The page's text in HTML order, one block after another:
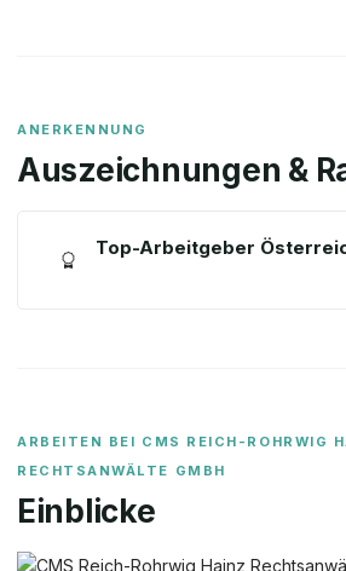
ANERKENNUNG
Auszeichnungen &
Top-Arbeitgeber
ARBEITEN BEI CMS REICH-ROHRWIG
RECHTSANWÄLTE GMBH
Einblicke